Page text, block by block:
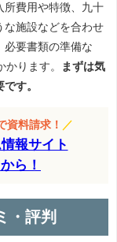
所費用や特徴、九十
な施設などを合わせ
必要書類の準備な
ります。
まずは気
す。
資料請求！ ／
報サイト
ら！
・評判